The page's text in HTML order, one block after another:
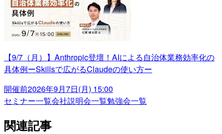
【9/7（月）】Anthropic登壇！AIによる自治体業務効率化の
具体例ーSkillsで広がるClaudeの使い方ー
開催前2026年9月7日(月) 15:00
セミナー一覧会社説明会一覧勉強会一覧
関連記事